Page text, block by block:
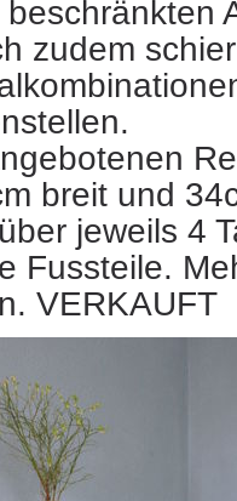
zudem
breit und
jeweils 4
Fussteile.
VERKAUFT